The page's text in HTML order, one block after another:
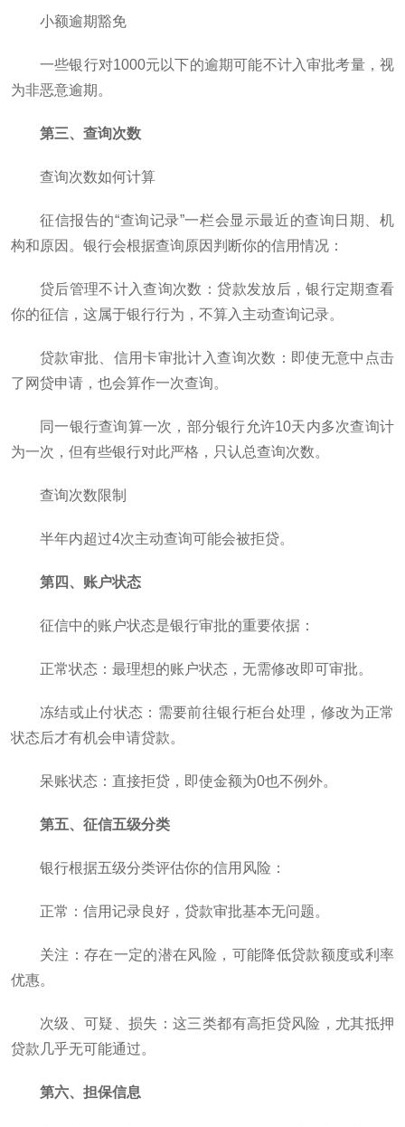
小额逾期豁免
一些银行对1000元以下的逾期可能不计入审批考量，视
为非恶意逾期。
第三、查询次数
查询次数如何计算
征信报告的“查询记录”一栏会显示最近的查询日期、机
构和原因。银行会根据查询原因判断你的信用情况：
贷后管理不计入查询次数：贷款发放后，银行定期查看
你的征信，这属于银行行为，不算入主动查询记录。
贷款审批、信用卡审批计入查询次数：即使无意中点击
了网贷申请，也会算作一次查询。
同一银行查询算一次，部分银行允许10天内多次查询计
为一次，但有些银行对此严格，只认总查询次数。
查询次数限制
半年内超过4次主动查询可能会被拒贷。
第四、账户状态
征信中的账户状态是银行审批的重要依据：
正常状态：最理想的账户状态，无需修改即可审批。
冻结或止付状态：需要前往银行柜台处理，修改为正常
状态后才有机会申请贷款。
呆账状态：直接拒贷，即使金额为0也不例外。
第五、征信五级分类
银行根据五级分类评估你的信用风险：
正常：信用记录良好，贷款审批基本无问题。
关注：存在一定的潜在风险，可能降低贷款额度或利率
优惠。
次级、可疑、损失：这三类都有高拒贷风险，尤其抵押
贷款几乎无可能通过。
第六、担保信息